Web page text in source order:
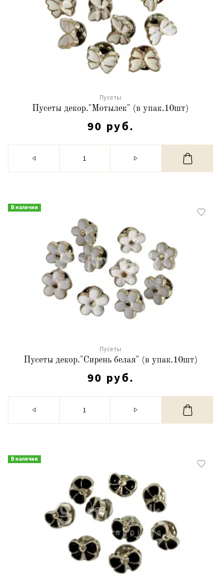
Пусеты
Пусеты декор."Мотылек" (в упак.10шт)
90 руб.
В наличии
Пусеты
Пусеты декор."Сирень белая" (в упак.10шт)
90 руб.
В наличии